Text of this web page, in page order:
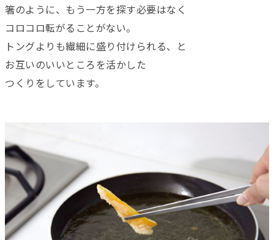
箸のように、もう一方を探す必要はなく
コロコロ転がることがない。
トングよりも繊細に盛り付けられる、と
お互いのいいところを活かした
つくりをしています。